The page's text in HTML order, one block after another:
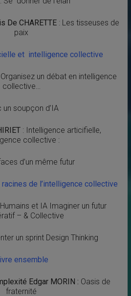
De CHARETTE : Les tisseuses de
paix
et intelligence collective
Organisez un débat en intelligence
collective…
un soupçon d’IA
: Intelligence articifielle,
collective :
d’un même futur
racines de l’intelligence collective
Humains et IA Imaginer un futur
– & Collective
un sprint Design Thinking
ensemble
Edgar MORIN : Oasis de
fraternité